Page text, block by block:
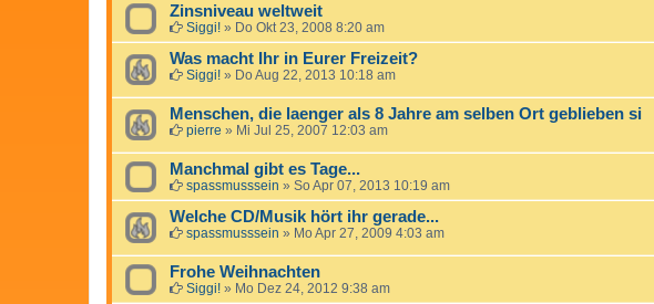
Zinsniveau weltweit
Siggi! » Do Okt 23, 2008 8:20 am
Was macht Ihr in Eurer Freizeit?
Siggi! » Do Aug 22, 2013 10:18 am
Menschen, die laenger als 8 Jahre am selben Ort geblieben si
pierre » Mi Jul 25, 2007 12:03 am
Manchmal gibt es Tage...
spassmusssein » So Apr 07, 2013 10:19 am
Welche CD/Musik hört ihr gerade...
spassmusssein » Mo Apr 27, 2009 4:03 am
Frohe Weihnachten
Siggi! » Mo Dez 24, 2012 9:38 am